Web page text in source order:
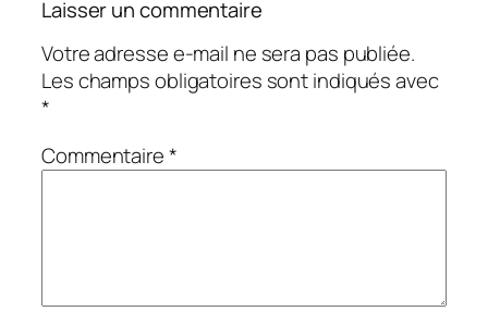
Laisser un commentaire
Votre adresse e-mail ne sera pas publiée.
Les champs obligatoires sont indiqués avec
*
Commentaire*